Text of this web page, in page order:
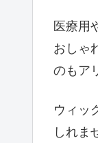
医療用
おしゃ
のもア
ウィッ
しれま